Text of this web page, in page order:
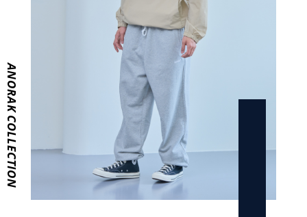
ANORAK COLLECTION